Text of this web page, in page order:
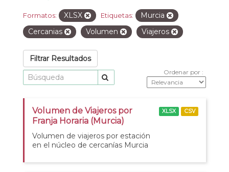
Formatos: XLSX Etiquetas:
Murcia
Cercanias
Volumen Viajeros
Filtrar Resultados
Ordenar por
Volumen de Viajeros por
Franja Horaria (Murcia)
Volumen de viajeros por estación
en el núcleo de cercanías Murcia
XLSX CSV